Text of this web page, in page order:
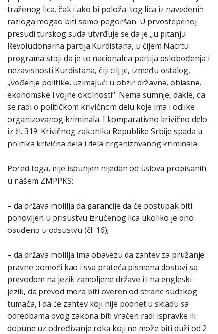
traženog lica, čak i ako bi položaj tog lica iz navedenih
razloga mogao biti samo pogoršan. U prvostepenoj
presudi turskog suda utvrđuje se da je „u pitanju
Revolucionarna partija Kurdistana, u čijem Nacrtu
programa stoji da je to nacionalna partija oslobođenja i
nezavisnosti Kurdistana, čiji cilj je, između ostalog,
„vođenje politike, uzimajući u obzir državne, oblasne,
ekonomske i vojne okolnosti“. Nema sumnje, dakle, da
se radi o političkom krivičnom delu koje ima i odlike
organizovanog kriminala. I komparativno krivično delo
iz čl. 319. Krivičnog zakonika Republike Srbije spada u
politika krivična dela i dela organizovanog kriminala.
Pored toga, nije ispunjen nijedan od uslova propisanih
u našem ZMPPKS:
– da država molilja da garancije da će postupak biti
ponovljen u prisustvu izručenog lica ukoliko je ono
osuđeno u odsustvu (čl. 16);
– da država molilja ima obavezu da zahtev za pružanje
pravne pomoći kao i sva prateća pismena dostavi sa
prevodom na jezik zamoljene države ili na engleski
jezik, da prevod mora biti overen od strane sudskog
tumača, i da će zahtev koji nije podnet u skladu sa
odredbama ovog zakona biti vraćen radi ispravke ili
dopune uz određivanje roka koji ne može biti duži od 2